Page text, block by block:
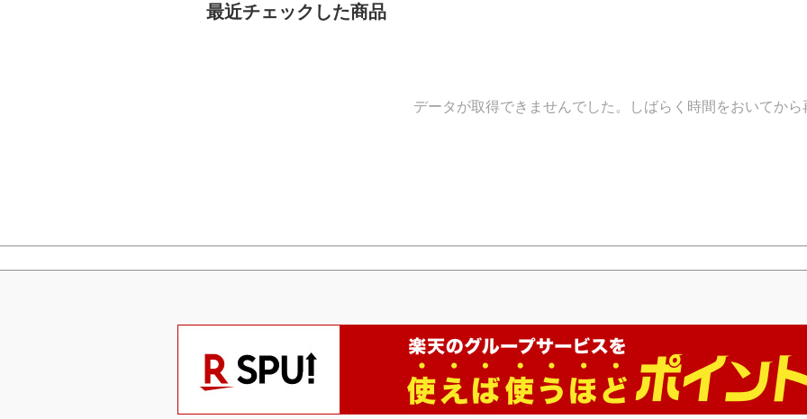
最近チェックした商品
データが取得できませんでした。しばらく時間をおいてから